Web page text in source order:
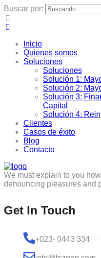
Buscar por:
Inicio
Quienes somos
Soluciones
Soluciones
Solución 1:
Solución 2:
Solución 3:
Capital
Solución 4:
Clientes
Casos de éxito
Blog
Contacto
We must explain to you
denouncing pleasures and
Get In Touch
+023- 0443 334